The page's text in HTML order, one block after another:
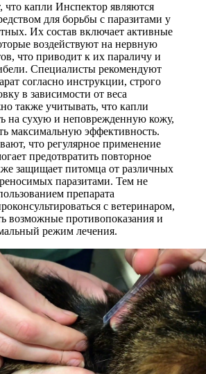
что капли Инспектор являются
для борьбы с паразитами у
Их состав включает активные
воздействуют на нервную
что приводит к их параличу и
Специалисты рекомендуют
согласно инструкции, строго
в зависимости от веса
также учитывать, что капли
на сухую и неповрежденную кожу,
максимальную эффективность.
что регулярное применение
предотвратить повторное
защищает питомца от различных
паразитами. Тем не
препарата
с ветеринаром,
возможные противопоказания и
режим лечения.